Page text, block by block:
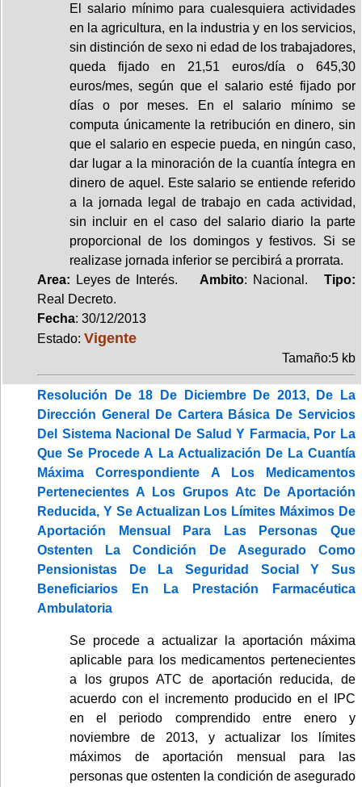
El salario mínimo para cualesquiera actividades
en la agricultura, en la industria y en los servicios,
sin distinción de sexo ni edad de los trabajadores,
queda fijado en 21,51 euros/día o 645,30
euros/mes, según que el salario esté fijado por
días o por meses. En el salario mínimo se
computa únicamente la retribución en dinero, sin
que el salario en especie pueda, en ningún caso,
dar lugar a la minoración de la cuantía íntegra en
dinero de aquel. Este salario se entiende referido
a la jornada legal de trabajo en cada actividad,
sin incluir en el caso del salario diario la parte
proporcional de los domingos y festivos. Si se
realizase jornada inferior se percibirá a prorrata.
Area: Leyes de Interés. Ambito: Nacional.Tipo:
Real Decreto.
Fecha: 30/12/2013
Estado: Vigente
Tamaño:5 kb
Resolución De 18 De Diciembre De 2013, De La
Dirección General De Cartera Básica De Servicios
Del Sistema Nacional De Salud Y Farmacia, Por La
Que Se Procede A La Actualización De La Cuantía
Máxima Correspondiente A Los Medicamentos
Pertenecientes A Los Grupos Atc De Aportación
Reducida, Y Se Actualizan Los Límites Máximos De
Aportación Mensual Para Las Personas Que
Ostenten La Condición De Asegurado Como
Pensionistas De La Seguridad Social Y Sus
Beneficiarios En La Prestación Farmacéutica
Ambulatoria
Se procede a actualizar la aportación máxima
aplicable para los medicamentos pertenecientes
a los grupos ATC de aportación reducida, de
acuerdo con el incremento producido en el IPC
en el periodo comprendido entre enero y
noviembre de 2013, y actualizar los límites
máximos de aportación mensual para las
personas que ostenten la condición de asegurado